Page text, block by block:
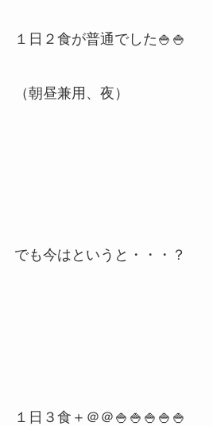
１日２食が普通でした🍚🍚
（朝昼兼用、夜）
でも今はというと・・・？
１日３食＋＠＠🍚🍚🍚🍚🍚